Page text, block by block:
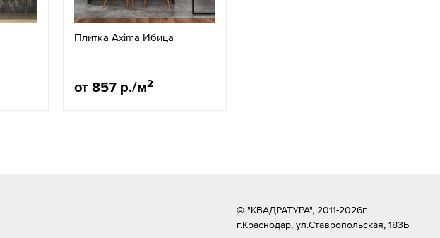
Плитка Axima Ибица
от 857 р./м2
© "КВАДРАТУРА", 2011-2026г.
г.Краснодар, ул.Ставропольская, 183Б